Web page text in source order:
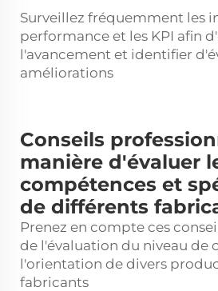
Surveillez fréquemment les
performance et les KPI afin
l'avancement et identifier
améliorations
Conseils
manière d'évaluer
compétences et
de différents
Prenez en compte ces
de l'évaluation du niveau de
l'orientation de divers
fabricants